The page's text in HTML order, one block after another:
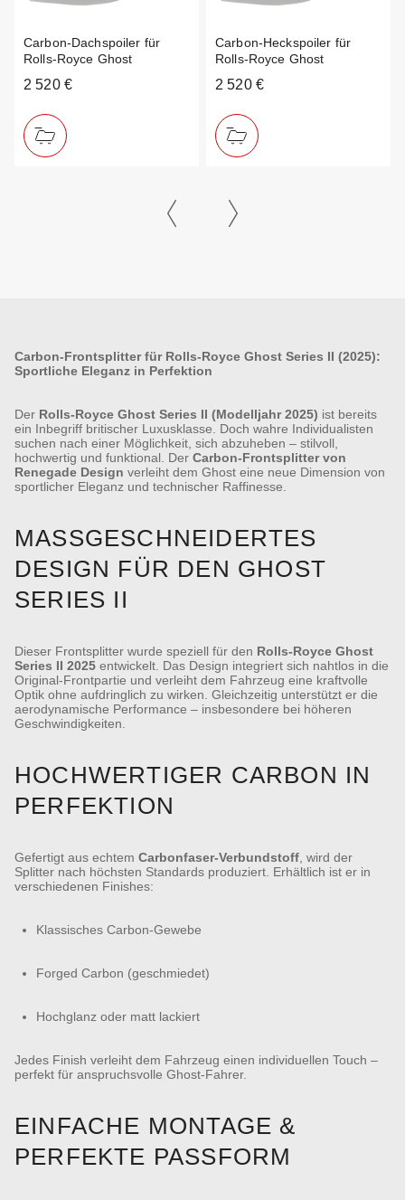
Carbon-Dachspoiler für
Rolls-Royce Ghost
2 520 €
Carbon-Heckspoiler für
Rolls-Royce Ghost
2 520 €
Carbon-Frontsplitter für Rolls-Royce Ghost Series II (2025):
Sportliche Eleganz in Perfektion
Der Rolls-Royce Ghost Series II (Modelljahr 2025) ist bereits
ein Inbegriff britischer Luxusklasse. Doch wahre Individualisten
suchen nach einer Möglichkeit, sich abzuheben – stilvoll,
hochwertig und funktional. Der Carbon-Frontsplitter von
Renegade Design verleiht dem Ghost eine neue Dimension von
sportlicher Eleganz und technischer Raffinesse.
MASSGESCHNEIDERTES D
ESIGN FÜR DEN GHOST S
ERIES II
Dieser Frontsplitter wurde speziell für den Rolls-Royce Ghost
Series II 2025 entwickelt. Das Design integriert sich nahtlos in die
Original-Frontpartie und verleiht dem Fahrzeug eine kraftvolle
Optik ohne aufdringlich zu wirken. Gleichzeitig unterstützt er die
aerodynamische Performance – insbesondere bei höheren
Geschwindigkeiten.
HOCHWERTIGER CARBON IN
PERFEKTION
Gefertigt aus echtem Carbonfaser-Verbundstoff , wird der
Splitter nach höchsten Standards produziert. Erhältlich ist er in
verschiedenen Finishes:
Klassisches Carbon-Gewebe
Forged Carbon (geschmiedet)
Hochglanz oder matt lackiert
Jedes Finish verleiht dem Fahrzeug einen individuellen Touch –
perfekt für anspruchsvolle Ghost-Fahrer.
EINFACHE MONTAGE &
PERFEKTE PASSFORM